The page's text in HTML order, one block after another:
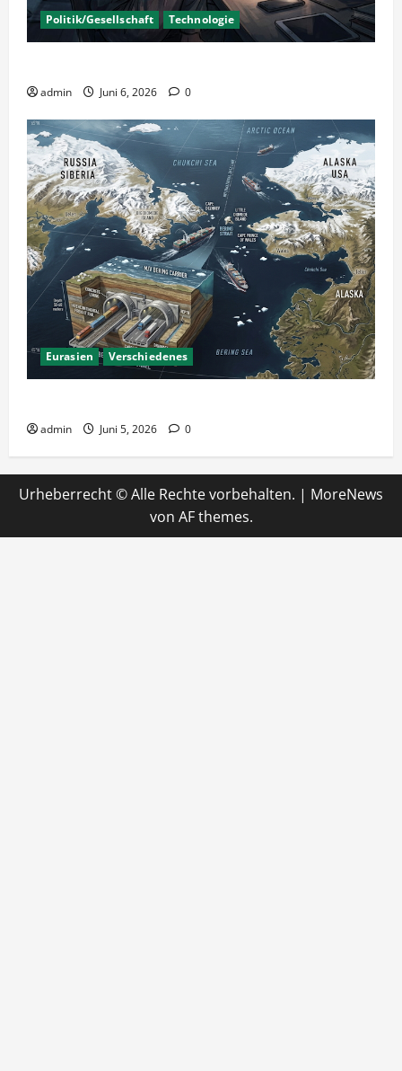
Politik/Gesellschaft Technologie
admin Juni 6, 2026 0
Eurasien Verschiedenes
admin Juni 5, 2026 0
Urheberrecht © Alle Rechte vorbehalten. | MoreNews
von AF themes.